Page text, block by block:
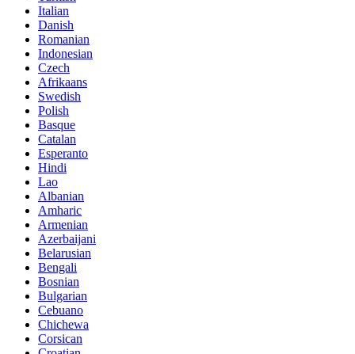
Italian
Danish
Romanian
Indonesian
Czech
Afrikaans
Swedish
Polish
Basque
Catalan
Esperanto
Hindi
Lao
Albanian
Amharic
Armenian
Azerbaijani
Belarusian
Bengali
Bosnian
Bulgarian
Cebuano
Chichewa
Corsican